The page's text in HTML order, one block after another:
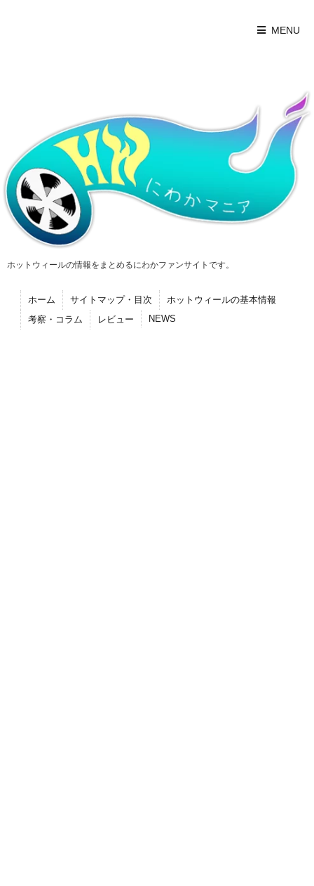
MENU
ホットウィールの情報をまとめるにわかファンサイトです。
ホーム サイトマップ・目次
ホットウィールの基本情報
考察・コラム
レビュー NEWS